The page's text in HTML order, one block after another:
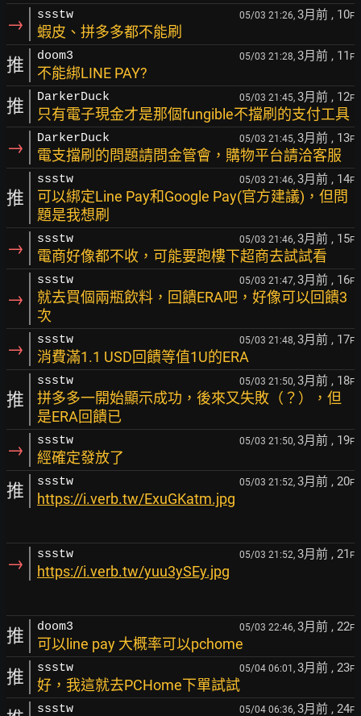
→ ssstw 05/03 21:26, 3月前 , 10F
蝦皮、拼多多都不能刷
推 doom3 05/03 21:28, 3月前 , 11 F
不能綁LINE PAY?
推 DarkerDuck 05/03 21:45, 3月前 , 12F
只有電子現金才是那個fungible不擋刷的支付工具
→ DarkerDuck 05/03 21:45, 3月前 , 13F
電支擋刷的問題請問金管會，購物平台請洽客服
推
ssstw 05/03 21:46, 3月前 , 14F
可以綁定Line Pay和Google Pay(官方建議)，但問
題是我想刷
→ ssstw 05/03 21:46, 3月前 , 15F
電商好像都不收，可能要跑樓下超商去試試看
→
ssstw 05/03 21:47, 3月前 , 16F
就去買個兩瓶飲料，回饋ERA吧，好像可以回饋3
次
→ ssstw 05/03 21:48, 3月前 , 17F
消費滿1.1 USD回饋等值1U的ERA
推
ssstw 05/03 21:50, 3月前 , 18F
拼多多一開始顯示成功，後來又失敗（？），但
是ERA回饋已
→ ssstw 05/03 21:50, 3月前 , 19F
經確定發放了
推 ssstw 05/03 21:52, 3月前 , 20F
https://i.verb.tw/ExuGKatm.jpg
→ ssstw 05/03 21:52, 3月前 , 21 F
https://i.verb.tw/yuu3ySEy.jpg
推 doom3 05/03 22:46, 3月前 , 22F
可以line pay 大概率可以pchome
推 ssstw 05/04 06:01, 3月前 , 23F
好，我這就去PCHome下單試試
ssstw 05/04 06:36, 3月前 , 24F